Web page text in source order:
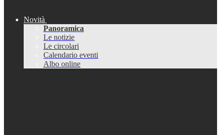
Novità
Panoramica
Le notizie
Le circolari
Calendario eventi
Albo online